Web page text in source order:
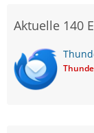
Aktuelle 140